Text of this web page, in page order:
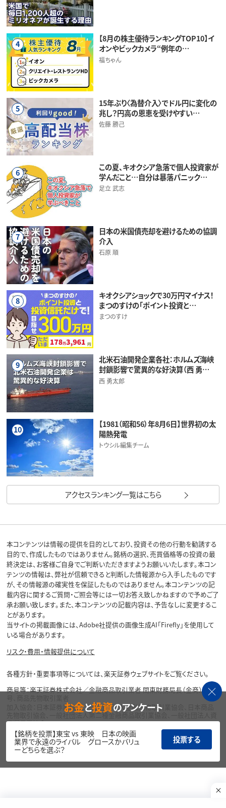
4
【8月の株主優待ランキングTOP10】イ
オンやビックカメラ“例年の…
福ちゃん
5
15年ぶり〈為替介入〉でドル円に変化の
兆し？円高の恩恵を受けやすい…
佐藤 勝己
6
この夏、キオクシア急落で個人投資家が
学んだこと…自分は暴落パニック…
足立 武志
7
日本の米国債売却を避けるための協調
介入
石原 順
8
キオクシアショックで30万円マイナス！
まつのすけの「ポイント投資と…
まつのすけ
9
北米石油開発企業各社：ホルムズ海峡
封鎖影響で驚異的な好決算（西 勇…
西 勇太郎
10
【1981（昭和56）年8月6日】世界初の太
陽熱発電
トウシル編集チーム
アクセスランキング一覧はこちら
本コンテンツは情報の提供を目的としており、投資その他の行動を勧誘する
目的で、作成したものではありません。銘柄の選択、売買価格等の投資の最
終決定は、お客様ご自身でご判断いただきますようお願いいたします。本コン
テンツの情報は、弊社が信頼できると判断した情報源から入手したものです
が、その情報源の確実性を保証したものではありません。本コンテンツの記
載内容に関するご質問・ご照会等には一切お答え致しかねますので予めご了
承お願い致します。また、本コンテンツの記載内容は、予告なしに変更するこ
とがあります。
当サイトの掲載画像には、Adobe社提供の画像生成AI「Firefly」を使用して
いる場合があります。
リスク・費用・情報提供について
各種方針・重要事項等については、楽天証券ウェブサイトをご覧ください。
商号等：楽天証券株式会社／金融商品取引業者 関東財務局長（金商）第195
加入協会：日本証券業協会、一般社団法人金融先物取引業協会、日本商品
先物取引協会、一般社団法人第二種金融商品取引業協会、一般社団法人資
産運用業協会
Copyright©
1999-2026 Rakuten Securities, Inc. All
お金と投資のアンケート
【銘柄を投票】東宝 vs 東映 日本の映画
業界で永遠のライバル グロースかバリュ
ーどちらを選ぶ？
投票する